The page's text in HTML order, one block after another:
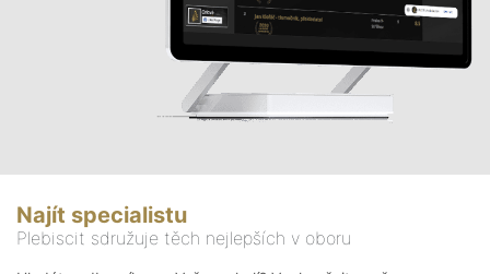
Najít specialistu
Plebiscit sdružuje těch nejlepších v oboru